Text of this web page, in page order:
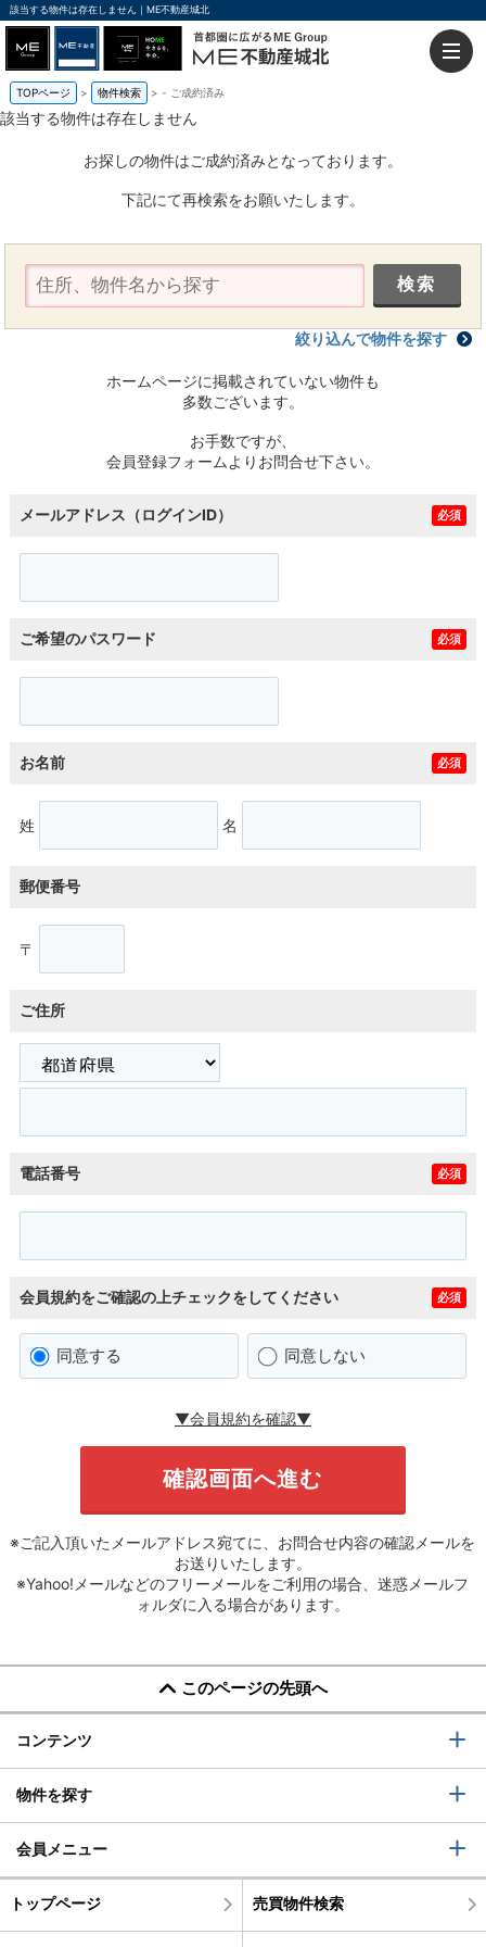
該当する物件は存在しません｜ME不動産城北
TOPページ 物件検索 - ご成約済み
該当する物件は存在しません
お探しの物件はご成約済みとなっております。
下記にて再検索をお願いたします。
絞り込んで物件を探す
ホームページに掲載されていない物件も
多数ございます。
お手数ですが、
会員登録フォームよりお問合せ下さい。
メールアドレス（ログインID） 必須
ご希望のパスワード 必須
お名前 必須
姓 名
郵便番号
〒
ご住所
電話番号 必須
会員規約をご確認の上チェックをしてください 必須
同意する 同意しない
▼会員規約を確認▼
※ご記入頂いたメールアドレス宛てに、お問合せ内容の確認メールを
お送りいたします。
※Yahoo!メールなどのフリーメールをご利用の場合、迷惑メールフ
ォルダに入る場合があります。
このページの先頭へ
コンテンツ
物件を探す
会員メニュー
トップページ 売買物件検索